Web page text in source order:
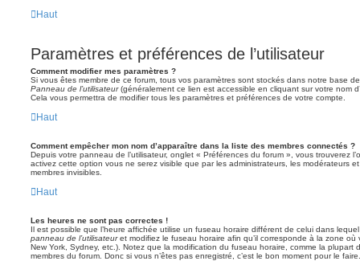
Haut
Paramètres et préférences de l’utilisateur
Comment modifier mes paramètres ?
Si vous êtes membre de ce forum, tous vos paramètres sont stockés dans notre base
Panneau de l’utilisateur(généralement ce lien est accessible en cliquant sur votre nom
Cela vous permettra de modifier tous les paramètres et préférences de votre compte.
Haut
Comment empêcher mon nom d’apparaître dans la liste des membres connectés ?
Depuis votre panneau de l’utilisateur, onglet « Préférences du forum », vous trouverez
activez cette option vous ne serez visible que par les administrateurs, les modérateurs
membres invisibles.
Haut
Les heures ne sont pas correctes !
Il est possible que l’heure affichée utilise un fuseau horaire différent de celui dans
panneau de l’utilisateuret modifiez le fuseau horaire afin qu’il corresponde à la zone
New York, Sydney, etc.). Notez que la modification du fuseau horaire, comme la plupart
membres du forum. Donc si vous n’êtes pas enregistré, c’est le bon moment pour le faire.